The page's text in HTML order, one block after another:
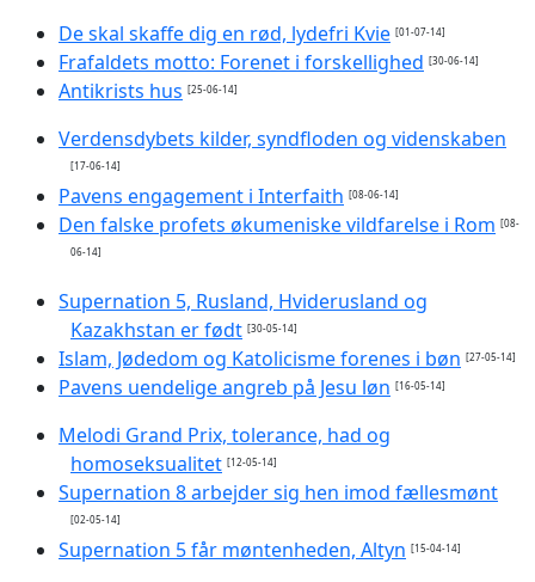
De skal skaffe dig en rød, lydefri Kvie [01-07-14]
Frafaldets motto: Forenet i forskellighed [30-06-14]
Antikrists hus [25-06-14]
Verdensdybets kilder, syndfloden og videnskaben
[17-06-14]
Pavens engagement i Interfaith [08-06-14]
Den falske profets økumeniske vildfarelse i Rom [08-
06-14]
Supernation 5, Rusland, Hviderusland og
Kazakhstan er født [30-05-14]
Islam, Jødedom og Katolicisme forenes i bøn [27-05-14]
Pavens uendelige angreb på Jesu løn [16-05-14]
Melodi Grand Prix, tolerance, had og
homoseksualitet [12-05-14]
Supernation 8 arbejder sig hen imod fællesmønt
[02-05-14]
Supernation 5 får møntenheden, Altyn [15-04-14]